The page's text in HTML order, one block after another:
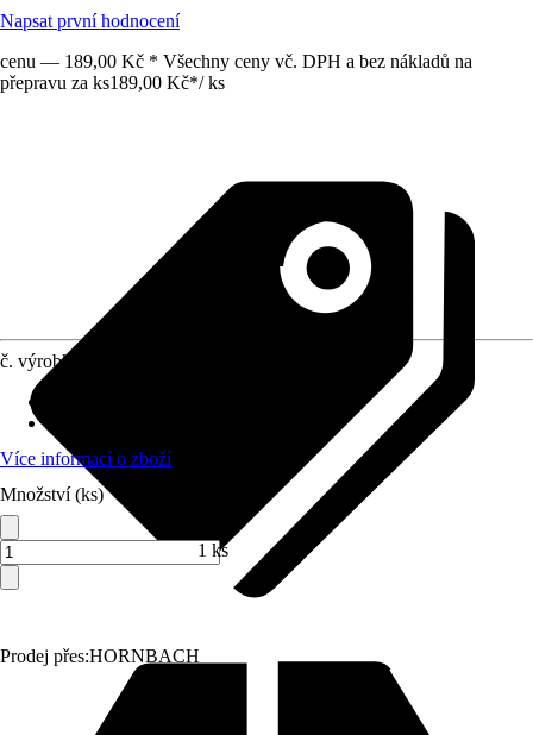
Napsat první hodnocení
cenu — 189,00 Kč * Všechny ceny vč. DPH a bez nákladů na
přepravu za ks189,00 Kč*/ ks
Prodej přes:HORNBACH
č. výrobku
Více informací o zboží
Množství (ks)
1 ks